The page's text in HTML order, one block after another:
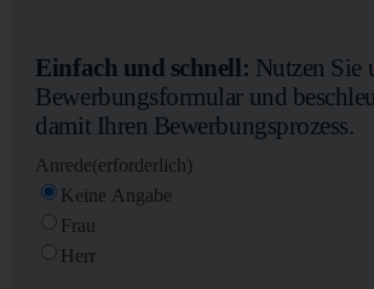
Einfach und schnell: Nutzen Sie
Bewerbungsformular und
damit Ihren Bewerbungsprozess.
Anrede(erforderlich)
Keine Angabe
Frau
Herr